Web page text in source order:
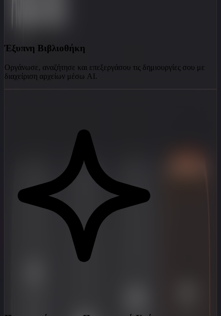
Έξυπνη Βιβλιοθήκη
Οργάνωσε, αναζήτησε και επεξεργάσου τις δημιουργίες σου με
διαχείριση αρχείων μέσω AI.